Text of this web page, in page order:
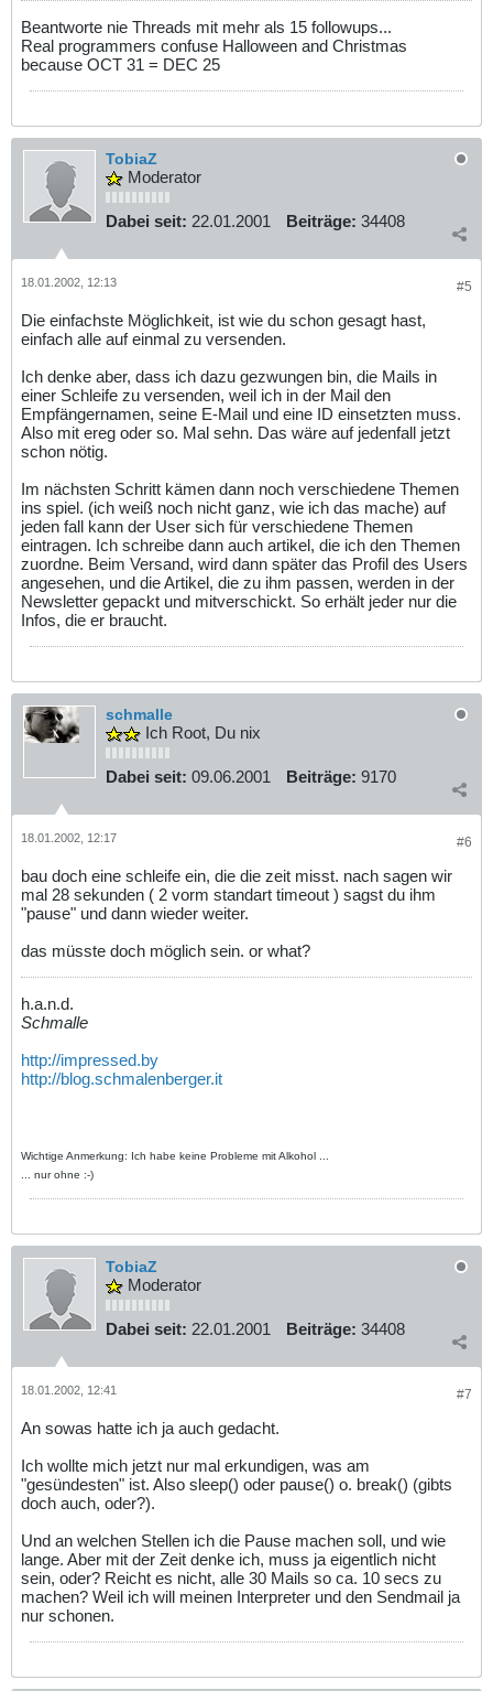
Beantworte nie Threads mit mehr als 15 followups...
Real programmers confuse Halloween and Christmas
because OCT 31 = DEC 25
TobiaZ
Moderator
Dabei seit: 22.01.2001 Beiträge: 34408
#5
18.01.2002, 12:13
Die einfachste Möglichkeit, ist wie du schon gesagt hast,
einfach alle auf einmal zu versenden.
Ich denke aber, dass ich dazu gezwungen bin, die Mails in
einer Schleife zu versenden, weil ich in der Mail den
Empfängernamen, seine E-Mail und eine ID einsetzten muss.
Also mit ereg oder so. Mal sehn. Das wäre auf jedenfall jetzt
schon nötig.
Im nächsten Schritt kämen dann noch verschiedene Themen
ins spiel. (ich weiß noch nicht ganz, wie ich das mache) auf
jeden fall kann der User sich für verschiedene Themen
eintragen. Ich schreibe dann auch artikel, die ich den Themen
zuordne. Beim Versand, wird dann später das Profil des Users
angesehen, und die Artikel, die zu ihm passen, werden in der
Newsletter gepackt und mitverschickt. So erhält jeder nur die
Infos, die er braucht.
schmalle
Ich Root, Du nix
Dabei seit: 09.06.2001 Beiträge: 9170
#6
18.01.2002, 12:17
bau doch eine schleife ein, die die zeit misst. nach sagen wir
mal 28 sekunden ( 2 vorm standart timeout ) sagst du ihm
"pause" und dann wieder weiter.
das müsste doch möglich sein. or what?
h.a.n.d.
Schmalle
http://impressed.by
http://blog.schmalenberger.it
Wichtige Anmerkung: Ich habe keine Probleme mit Alkohol ...
... nur ohne :-)
TobiaZ
Moderator
Dabei seit: 22.01.2001 Beiträge: 34408
#7
18.01.2002, 12:41
An sowas hatte ich ja auch gedacht.
Ich wollte mich jetzt nur mal erkundigen, was am
"gesündesten" ist. Also sleep() oder pause() o. break() (gibts
doch auch, oder?).
Und an welchen Stellen ich die Pause machen soll, und wie
lange. Aber mit der Zeit denke ich, muss ja eigentlich nicht
sein, oder? Reicht es nicht, alle 30 Mails so ca. 10 secs zu
machen? Weil ich will meinen Interpreter und den Sendmail ja
nur schonen.